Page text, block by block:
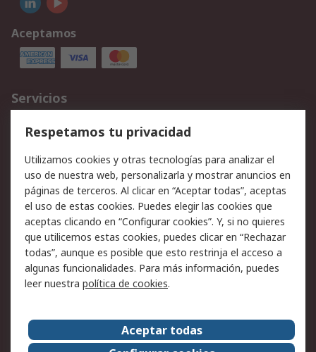
Aceptamos
Servicios
Cómo realizar pedidos
Devoluciones
Facturación y pago
Ofertas
Soporte técnico
Legal
Aviso legal
Política de privacidad -
Actualizada
Política sobre cookies
Seguridad de emails
Certificaciones de
Condiciones de venta
Acerca de RS
Respetamos tu privacidad
Utilizamos cookies y otras tecnologías para analizar el
uso de nuestra web, personalizarla y mostrar anuncios en
páginas de terceros. Al clicar en “Aceptar todas”, aceptas
el uso de estas cookies. Puedes elegir las cookies que
aceptas clicando en “Configurar cookies”. Y, si no quieres
que utilicemos estas cookies, puedes clicar en “Rechazar
todas”, aunque es posible que esto restrinja el acceso a
algunas funcionalidades. Para más información, puedes
leer nuestra política de cookies.
Aceptar todas